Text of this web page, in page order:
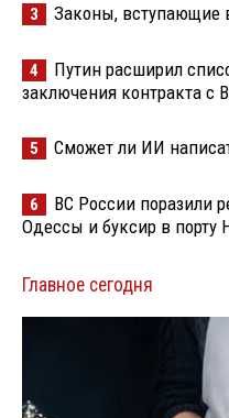
3 Законы, вступающие
4
Путин расширил
заключения контракта с
5 Сможет ли ИИ
6
ВС России поразили
Одессы и буксир в порту
Главное сегодня